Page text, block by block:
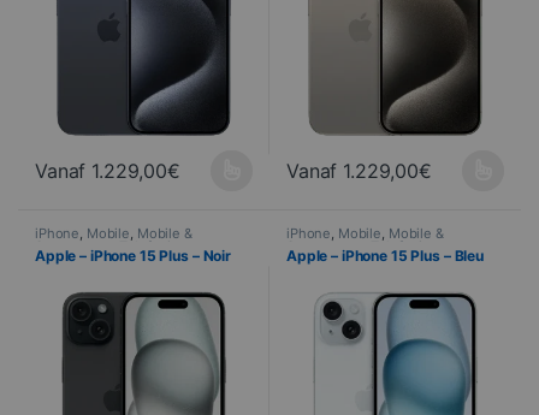
Vanaf 1.229,00€
Ce produit a plusieurs variations. Les options peuvent être
Vanaf 1.229,00€
Ce produit a plusieurs
iPhone, Mobile, Mobile &
Smartphone Telefonie
Apple – iPhone 15 Plus – Noir
iPhone, Mobile, Mobile &
Smartphone Telefonie
Apple – iPhone 15 Plus – Bleu